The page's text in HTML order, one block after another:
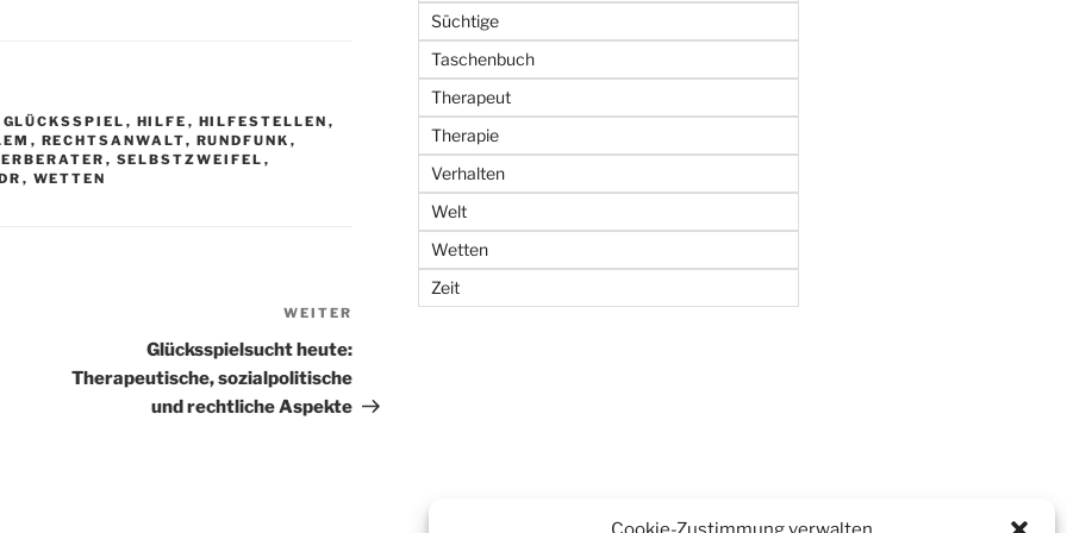
GLÜCKSSPIEL , HILFE , HILFESTELLEN ,
, RECHTSANWALT, RUNDFUNK ,
, SELBSTZWEIFEL ,
, WETTEN
ä
c
h
WEITER
Glücksspielsucht heute:
Therapeutische, sozialpolitische
und rechtliche Aspekte
Süchtige
Taschenbuch
Therapeut
Therapie
Verhalten
Welt
Wetten
Zeit